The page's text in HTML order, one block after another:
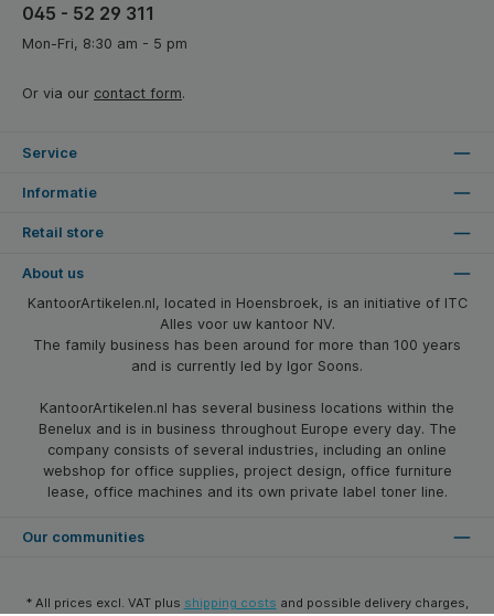
045 - 52 29 311
Mon-Fri, 8:30 am - 5 pm
Or via our contact form.
Service
Informatie
Retail store
About us
KantoorArtikelen.nl, located in Hoensbroek, is an initiative of ITC
Alles voor uw kantoor NV.
The family business has been around for more than 100 years
and is currently led by Igor Soons.
KantoorArtikelen.nl has several business locations within the
Benelux and is in business throughout Europe every day. The
company consists of several industries, including an online
webshop for office supplies, project design, office furniture
lease, office machines and its own private label toner line.
Our communities
* All prices excl. VAT plus shipping costs and possible delivery charges,